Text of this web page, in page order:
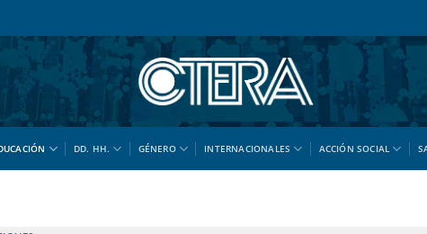
DD. HH. GÉNERO INTERNACIONALES ACCIÓN SOCIAL